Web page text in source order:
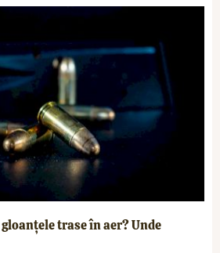
trase în aer? Unde